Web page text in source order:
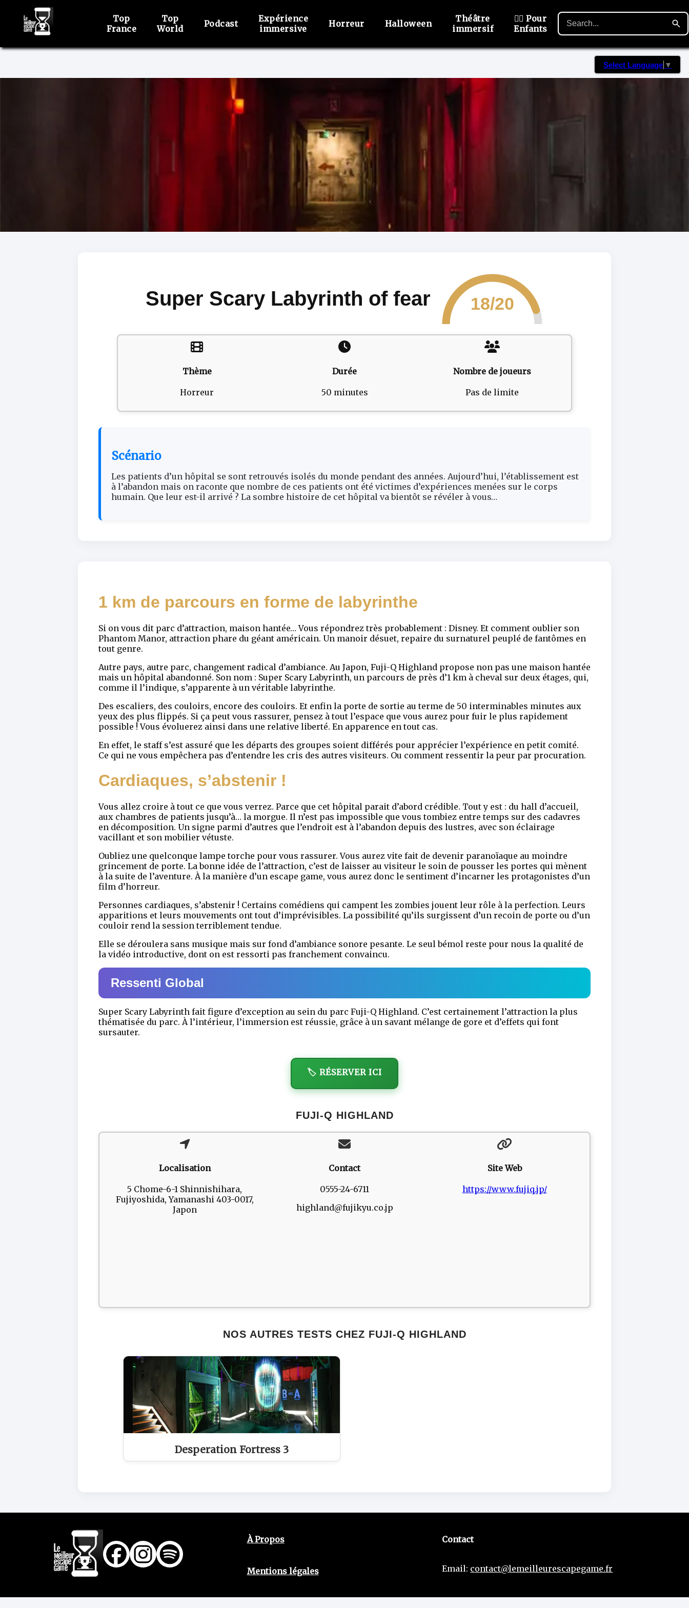
Top
France
Top
World
Podcast
Expérience
immersive
Horreur Halloween
Théâtre
immersif
🙋‍♂️ Pour
Enfants
Select Language ▼
Super Scary Labyrinth of fear 18/20
Thème
Horreur
Durée
50 minutes
Nombre de joueurs
Pas de limite
Scénario
Les patients d’un hôpital se sont retrouvés isolés du monde pendant des années. Aujourd’hui, l’établissement est
à l’abandon mais on raconte que nombre de ces patients ont été victimes d’expériences menées sur le corps
humain. Que leur est-il arrivé ? La sombre histoire de cet hôpital va bientôt se révéler à vous…
1 km de parcours en forme de labyrinthe
Si on vous dit parc d’attraction, maison hantée… Vous répondrez très probablement : Disney. Et comment oublier son
Phantom Manor, attraction phare du géant américain. Un manoir désuet, repaire du surnaturel peuplé de fantômes en
tout genre.
Autre pays, autre parc, changement radical d’ambiance. Au Japon, Fuji-Q Highland propose non pas une maison hantée
mais un hôpital abandonné. Son nom : Super Scary Labyrinth, un parcours de près d’1 km à cheval sur deux étages, qui,
comme il l’indique, s’apparente à un véritable labyrinthe.
Des escaliers, des couloirs, encore des couloirs. Et enfin la porte de sortie au terme de 50 interminables minutes aux
yeux des plus flippés. Si ça peut vous rassurer, pensez à tout l’espace que vous aurez pour fuir le plus rapidement
possible ! Vous évoluerez ainsi dans une relative liberté. En apparence en tout cas.
En effet, le staff s’est assuré que les départs des groupes soient différés pour apprécier l’expérience en petit comité.
Ce qui ne vous empêchera pas d’entendre les cris des autres visiteurs. Ou comment ressentir la peur par procuration.
Cardiaques, s’abstenir !
Vous allez croire à tout ce que vous verrez. Parce que cet hôpital parait d’abord crédible. Tout y est : du hall d’accueil,
aux chambres de patients jusqu’à… la morgue. Il n’est pas impossible que vous tombiez entre temps sur des cadavres
en décomposition. Un signe parmi d’autres que l’endroit est à l’abandon depuis des lustres, avec son éclairage
vacillant et son mobilier vétuste.
Oubliez une quelconque lampe torche pour vous rassurer. Vous aurez vite fait de devenir paranoïaque au moindre
grincement de porte. La bonne idée de l’attraction, c’est de laisser au visiteur le soin de pousser les portes qui mènent
à la suite de l’aventure. À la manière d’un escape game, vous aurez donc le sentiment d’incarner les protagonistes d’un
film d’horreur.
Personnes cardiaques, s’abstenir ! Certains comédiens qui campent les zombies jouent leur rôle à la perfection. Leurs
apparitions et leurs mouvements ont tout d’imprévisibles. La possibilité qu’ils surgissent d’un recoin de porte ou d’un
couloir rend la session terriblement tendue.
Elle se déroulera sans musique mais sur fond d’ambiance sonore pesante. Le seul bémol reste pour nous la qualité de
la vidéo introductive, dont on est ressorti pas franchement convaincu.
Ressenti Global
Super Scary Labyrinth fait figure d’exception au sein du parc Fuji-Q Highland. C’est certainement l’attraction la plus
thématisée du parc. À l’intérieur, l’immersion est réussie, grâce à un savant mélange de gore et d’effets qui font
sursauter.
🏷️ RÉSERVER ICI
FUJI-Q HIGHLAND
Localisation
5 Chome-6-1 Shinnishihara,
Fujiyoshida, Yamanashi 403-0017,
Japon
Contact
0555-24-6711
highland@fujikyu.co.jp
Site Web
https://www.fujiq.jp/
NOS AUTRES TESTS CHEZ FUJI-Q HIGHLAND
Desperation Fortress 3
À Propos
Mentions légales
Contact
Email: contact@lemeilleurescapegame.fr